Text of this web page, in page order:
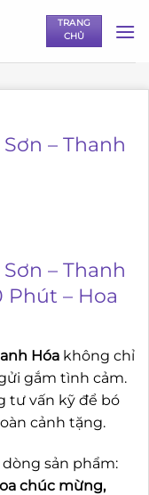
TRANG
CHỦ
– Thanh
– Thanh
Phút – Hoa
Hóa không chỉ
gắm tình cảm.
tư vấn kỹ để bó
cảnh tặng.
sản phẩm:
chúc mừng,